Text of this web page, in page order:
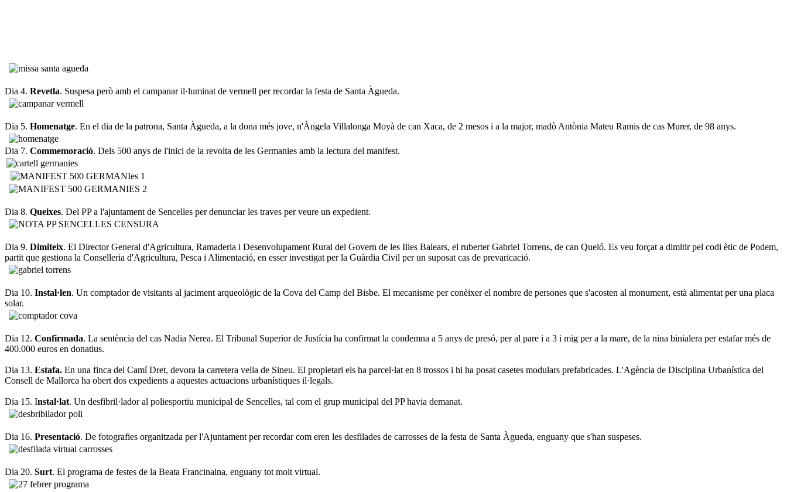
Dia 4. Revetla. Suspesa però amb el campanar il·luminat de vermell per recordar la festa de Santa Àgueda.
Dia 5. Homenatge. En el dia de la patrona, Santa Àgueda, a la dona més jove, n'Àngela Villalonga Moyà de can Xaca, de 2 mesos i a la major, madò Antònia Mateu Ramis de cas Murer, de 98 anys.
Dia 7. Commemoració. Dels 500 anys de l'inici de la revolta de les Germanies amb la lectura del manifest.
Dia 8. Queixes. Del PP a l'ajuntament de Sencelles per denunciar les traves per veure un expedient.
Dia 9. Dimiteix. El Director General d'Agricultura, Ramaderia i Desenvolupament Rural del Govern de les Illes Balears, el ruberter Gabriel Torrens, de can Queló. Es veu forçat a dimitir pel codi ètic de Podem,
partit que gestiona la Conselleria d'Agricultura, Pesca i Alimentació, en esser investigat per la Guàrdia Civil per un suposat cas de prevaricació.
Dia 10. Instal·len. Un comptador de visitants al jaciment arqueològic de la Cova del Camp del Bisbe. El mecanisme per conèixer el nombre de persones que s'acosten al monument, està alimentat per una placa
solar.
Dia 12. Confirmada. La sentència del cas Nadia Nerea. El Tribunal Superior de Justícia ha confirmat la condemna a 5 anys de presó, per al pare i a 3 i mig per a la mare, de la nina binialera per estafar més de
400.000 euros en donatius.
Dia 13. Estafa. En una finca del Camí Dret, devora la carretera vella de Sineu. El propietari els ha parcel·lat en 8 trossos i hi ha posat casetes modulars prefabricades. L'Agència de Disciplina Urbanística del
Consell de Mallorca ha obert dos expedients a aquestes actuacions urbanístiques il·legals.
Dia 15. Instal·lat. Un desfibril·lador al poliesportiu municipal de Sencelles, tal com el grup municipal del PP havia demanat.
Dia 16. Presentació. De fotografies organitzada per l'Ajuntament per recordar com eren les desfilades de carrosses de la festa de Santa Àgueda, enguany que s'han suspeses.
Dia 20. Surt. El programa de festes de la Beata Francinaina, enguany tot molt virtual.